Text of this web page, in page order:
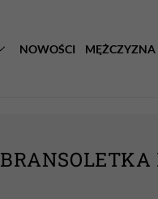
NOWOŚCI MĘŻCZYZNA
BRANSOLETKA